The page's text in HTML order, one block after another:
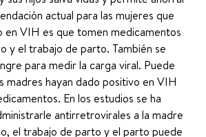
actual para las mujeres que
en VIH es que tomen medicamentos
y el trabajo de parto. También se
para medir la carga viral. Puede
madres hayan dado positivo en VIH
En los estudios se ha
antirretrovirales a la madre
el trabajo de parto y el parto puede